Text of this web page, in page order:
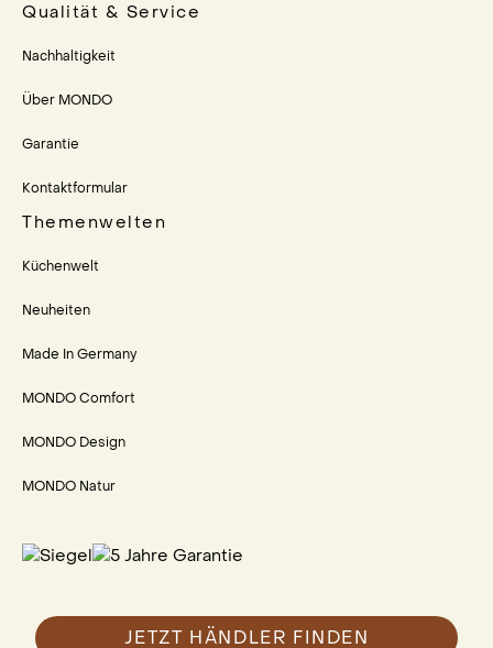
JETZT HÄNDLER FINDEN
Qualität & Service
Nachhaltigkeit
Über MONDO
Garantie
Kontaktformular
Themenwelten
Küchenwelt
Neuheiten
Made In Germany
MONDO Comfort
MONDO Design
MONDO Natur